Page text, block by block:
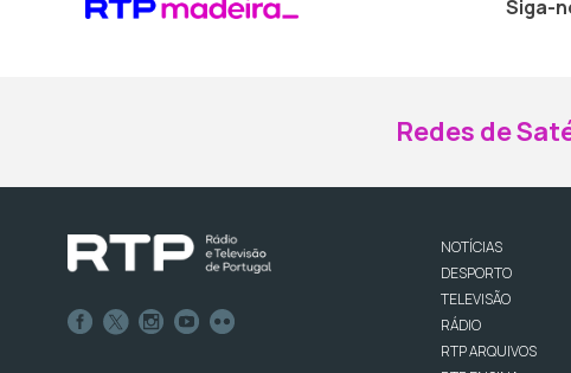
Siga-
Redes de
NOTÍCIAS
DESPORTO
TELEVISÃO
RÁDIO
RTP ARQUIVOS